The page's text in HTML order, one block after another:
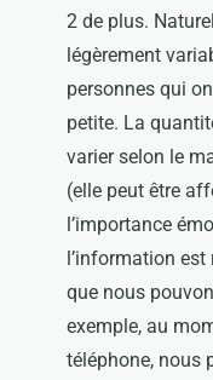
2 de plus.
légèrement
personnes qui
petite. La
varier selon le
(elle peut être
l’importance
l’information est
que nous
exemple, au
téléphone, nous